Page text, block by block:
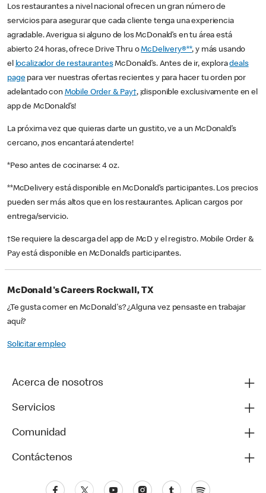
Los restaurantes a nivel nacional ofrecen un gran número de
servicios para asegurar que cada cliente tenga una experiencia
agradable. Averigua si alguno de los McDonald’s en tu área está
abierto 24 horas, ofrece Drive Thru oMcDelivery®**, y más usando
el localizador de restaurantesMcDonald’s. Antes de ir, exploradeals
pagepara ver nuestras ofertas recientes y para hacer tu orden por
adelantado con Mobile Order & Pay†, ¡disponible exclusivamente en el
app de McDonald’s!
La próxima vez que quieras darte un gustito, ve a un McDonald’s
cercano, ¡nos encantará atenderte!
*Peso antes de cocinarse: 4 oz.
**McDelivery está disponible en McDonald’s participantes. Los precios
pueden ser más altos que en los restaurantes. Aplican cargos por
entrega/servicio.
†Se requiere la descarga del app de McD y el registro. Mobile Order &
Pay está disponible en McDonald’s participantes.
McDonald's Careers Rockwall, TX
¿Te gusta comer en McDonald's? ¿Alguna vez pensaste en trabajar
aquí?
Solicitar empleo
Acerca de nosotros
Servicios
Comunidad
Contáctenos